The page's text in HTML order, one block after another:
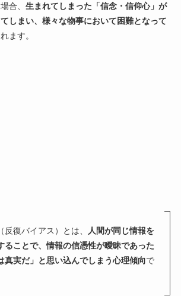
合、 生まれてしまった「信念・信仰心」が
しまい、様々な物事において困難となって
ます。
復バイアス）とは、
人間が同じ情報を
ることで、情報の信憑性が曖昧であった
真実だ」と思い込んでしまう心理傾向で